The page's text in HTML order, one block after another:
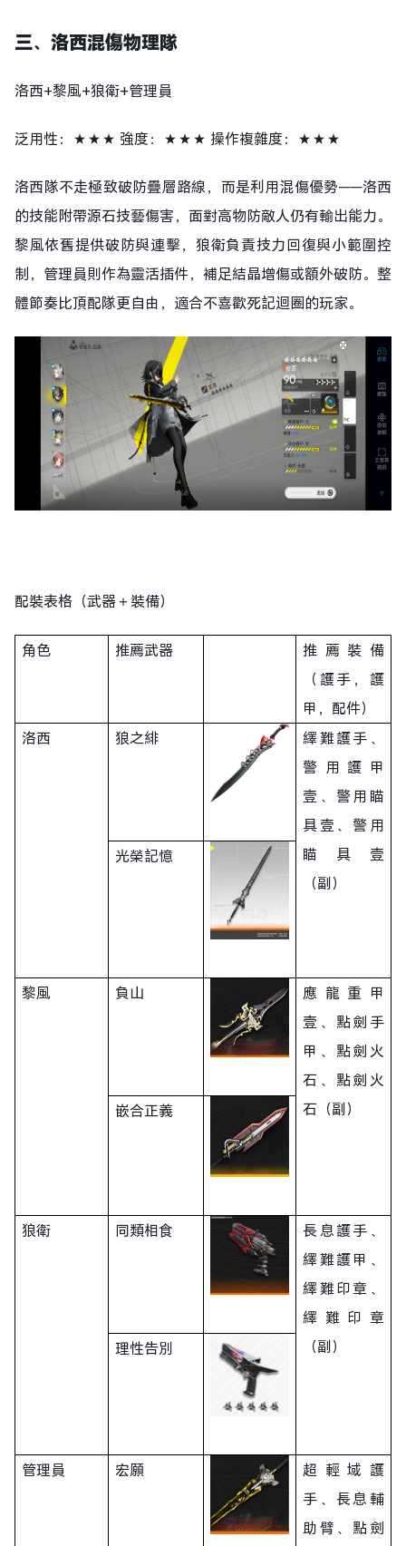
三、 洛西混傷物理隊
洛西+黎風+狼衛+管理員
泛用性：★★★ 強度：★★★ 操作複雜度：★★★
洛西隊不走極致破防疊層路線，而是利用混傷優勢——洛西
的技能附帶源石技藝傷害，面對高物防敵人仍有輸出能力。
黎風依舊提供破防與連擊，狼衛負責技力回復與小範圍控
制，管理員則作為靈活插件，補足結晶增傷或額外破防。整
體節奏比頂配隊更自由，適合不喜歡死記迴圈的玩家。
配裝表格（武器＋裝備）
角色 推薦武器
推薦裝備
（護手，護
甲，配件）
洛西
狼之緋
繹難護手、
警用護甲
壹、警用瞄
具壹、警用
瞄具壹
（副）
光榮記憶
黎風 負山
應龍重甲
壹、點劍手
甲、點劍火
石、點劍火
石（副）
嵌合正義
狼衛 同類相食
長息護手、
繹難護甲、
繹難印章、
繹難印章
（副）
理性告別
管理員 宏願
超輕域護
手、長息輔
助臂、點劍